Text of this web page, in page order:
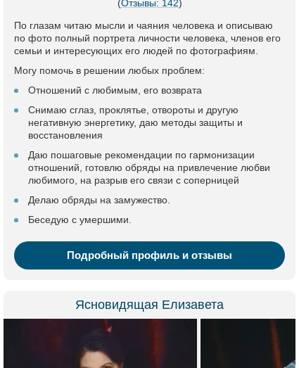
(Отзывы: 142)
По глазам читаю мысли и чаяния человека и описываю
по фото полный портрета личности человека, членов его
семьи и интересующих его людей по фотографиям.
Могу помочь в решении любых проблем:
Отношений с любимым, его возврата
Снимаю сглаз, проклятье, отвороты и другую
негативную энергетику, даю методы защиты и
восстановления
Даю пошаговые рекомендации по гармонизации
отношений, готовлю обряды на привлечение любви
любимого, на разрыв его связи с соперницей
Делаю обряды на замужество.
Беседую с умершими.
Подробный профиль и отзывы
Ясновидящая Елизавета